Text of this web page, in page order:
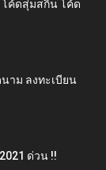
โค้ดสุ่มสกิน โค้ด
นาม ลงทะเบียน
ด่วน !!